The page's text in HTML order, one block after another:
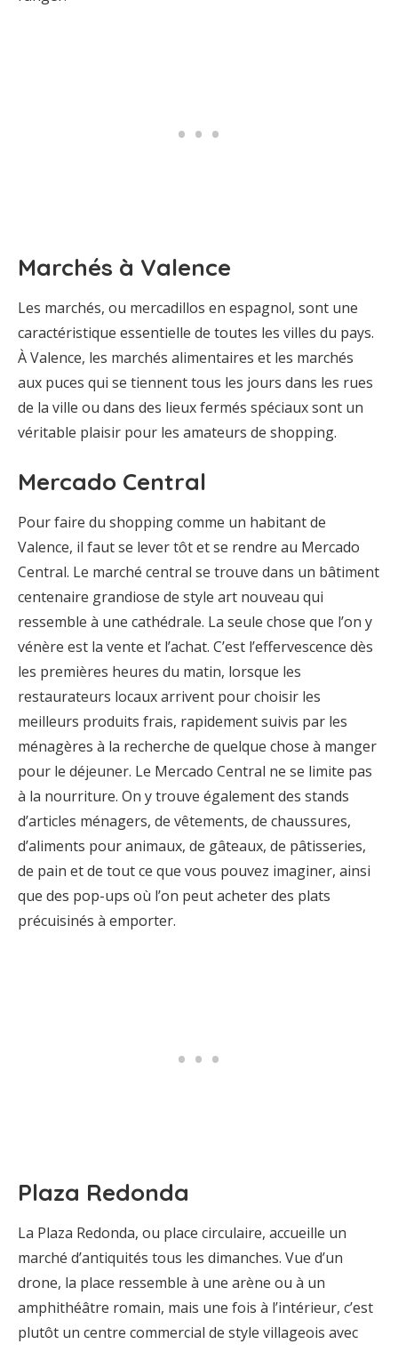
Marchés à Valence
Les marchés, ou mercadillos en espagnol, sont une
caractéristique essentielle de toutes les villes du pays.
À Valence, les marchés alimentaires et les marchés
aux puces qui se tiennent tous les jours dans les rues
de la ville ou dans des lieux fermés spéciaux sont un
véritable plaisir pour les amateurs de shopping.
Mercado Central
Pour faire du shopping comme un habitant de
Valence, il faut se lever tôt et se rendre au Mercado
Central. Le marché central se trouve dans un bâtiment
centenaire grandiose de style art nouveau qui
ressemble à une cathédrale. La seule chose que l’on y
vénère est la vente et l’achat. C’est l’effervescence dès
les premières heures du matin, lorsque les
restaurateurs locaux arrivent pour choisir les
meilleurs produits frais, rapidement suivis par les
ménagères à la recherche de quelque chose à manger
pour le déjeuner. Le Mercado Central ne se limite pas
à la nourriture. On y trouve également des stands
d’articles ménagers, de vêtements, de chaussures,
d’aliments pour animaux, de gâteaux, de pâtisseries,
de pain et de tout ce que vous pouvez imaginer, ainsi
que des pop-ups où l’on peut acheter des plats
précuisinés à emporter.
Plaza Redonda
La Plaza Redonda, ou place circulaire, accueille un
marché d’antiquités tous les dimanches. Vue d’un
drone, la place ressemble à une arène ou à un
amphithéâtre romain, mais une fois à l’intérieur, c’est
plutôt un centre commercial de style villageois avec